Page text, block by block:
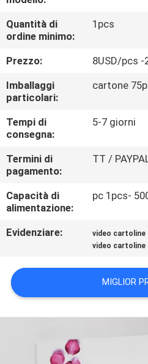
CONTROLLO
DI
QUALITÀ
CONTATTICI
RICHIEDA
UNA
CITAZIONE
DEL
SITO
PRIVACY
POLICY
Quantità di
ordine minimo:
1pcs
Prezzo:
8USD/pcs -
Imballaggi
particolari:
cartone
Tempi di
consegna:
5-7 giorni
Termini di
pagamento:
TT /
Capacità di
alimentazione:
pc 1pcs-
Evidenziare: video cartoline
video cartoline
MIGLIOR